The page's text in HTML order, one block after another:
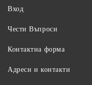
Вход
Чести Въпроси
Контактна форма
Адреси и контакти